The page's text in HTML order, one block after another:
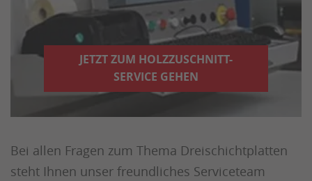
JETZT ZUM HOLZZUSCHNITT-
SERVICE GEHEN
Bei allen Fragen zum Thema Dreischichtplatten
steht Ihnen unser freundliches Serviceteam